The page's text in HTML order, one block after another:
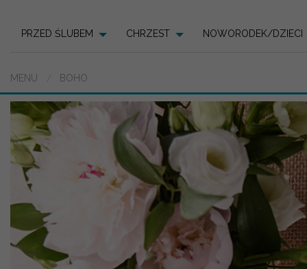
PRZED ŚLUBEM CHRZEST NOWORODEK/DZIECI
MENU BOHO